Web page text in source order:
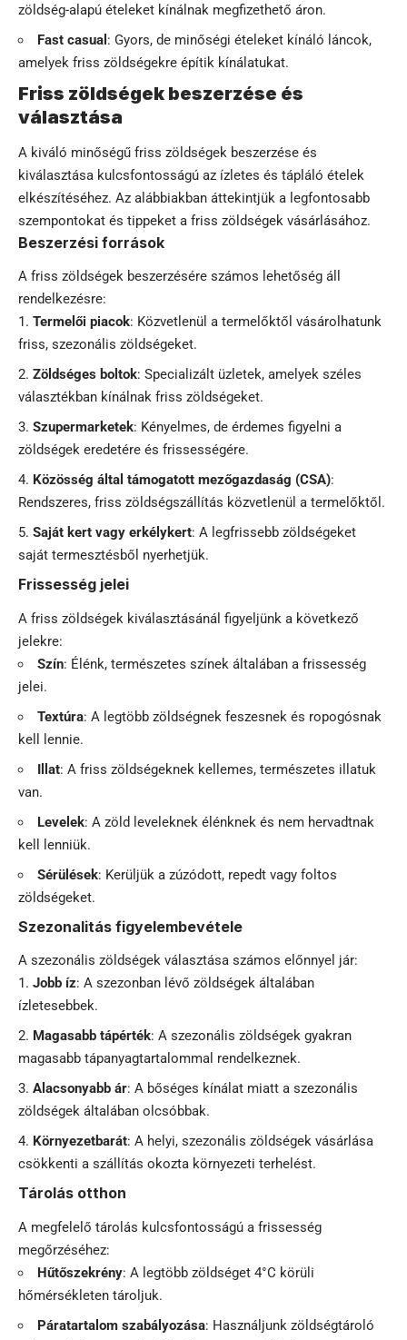
zöldség-alapú ételeket kínálnak megfizethető áron.
Fast casual : Gyors, de minőségi ételeket kínáló láncok,
amelyek friss zöldségekre építik kínálatukat.
Friss zöldségek beszerzése és
választása
A kiváló minőségű friss zöldségek beszerzése és
kiválasztása kulcsfontosságú az ízletes és tápláló ételek
elkészítéséhez. Az alábbiakban áttekintjük a legfontosabb
szempontokat és tippeket a friss zöldségek vásárlásához.
Beszerzési források
A friss zöldségek beszerzésére számos lehetőség áll
rendelkezésre:
Termelői piacok: Közvetlenül a termelőktől vásárolhatunk
friss, szezonális zöldségeket.
Zöldséges boltok: Specializált üzletek, amelyek széles
választékban kínálnak friss zöldségeket.
Szupermarketek: Kényelmes, de érdemes figyelni a
zöldségek eredetére és frissességére.
Közösség által támogatott mezőgazdaság (CSA):
Rendszeres, friss zöldségszállítás közvetlenül a termelőktől.
Saját kert vagy erkélykert: A legfrissebb zöldségeket
saját termesztésből nyerhetjük.
Frissesség jelei
A friss zöldségek kiválasztásánál figyeljünk a következő
jelekre:
Szín: Élénk, természetes színek általában a frissesség
jelei.
Textúra: A legtöbb zöldségnek feszesnek és ropogósnak
kell lennie.
Illat: A friss zöldségeknek kellemes, természetes illatuk
van.
Levelek: A zöld leveleknek élénknek és nem hervadtnak
kell lenniük.
Sérülések: Kerüljük a zúzódott, repedt vagy foltos
zöldségeket.
Szezonalitás figyelembevétele
A szezonális zöldségek választása számos előnnyel jár:
Jobb íz: A szezonban lévő zöldségek általában
ízletesebbek.
Magasabb tápérték: A szezonális zöldségek gyakran
magasabb tápanyagtartalommal rendelkeznek.
Alacsonyabb ár: A bőséges kínálat miatt a szezonális
zöldségek általában olcsóbbak.
Környezetbarát: A helyi, szezonális zöldségek vásárlása
csökkenti a szállítás okozta környezeti terhelést.
Tárolás otthon
A megfelelő tárolás kulcsfontosságú a frissesség
megőrzéséhez:
Hűtőszekrény: A legtöbb zöldséget 4°C körüli
hőmérsékleten tároljuk.
Páratartalom szabályozása: Használjunk zöldségtároló